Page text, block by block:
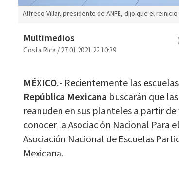
Alfredo Villar, presidente de ANFE, dijo que el
Multimedios
Costa Rica/27.01.2021 22:10:39
MÉXICO.- Recientemente las
República Mexicana buscarán que
reanuden en sus planteles a partir
conocer la Asociación Nacional Para
Asociación Nacional de Escuelas
Mexicana.